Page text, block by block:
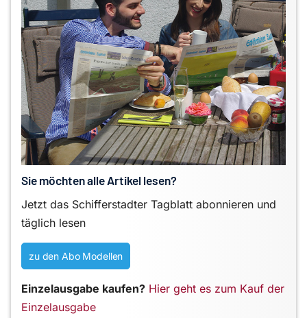
Sie möchten alle Artikel lesen?
Jetzt das Schifferstadter Tagblatt abonnieren und
täglich lesen
zu den Abo Modellen
Einzelausgabe kaufen? Hier geht es zum Kauf der
Einzelausgabe